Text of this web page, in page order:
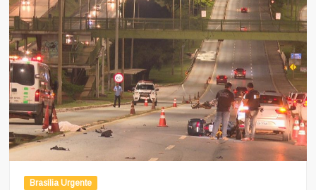
Brasília Urgente